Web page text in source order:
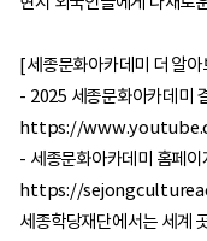
[세종문화아카데미 더 알아
- 2025 세종문화아카데미
https://
- 세종문화아카데미 홈페이
https://
세종학당재단에서는 세계